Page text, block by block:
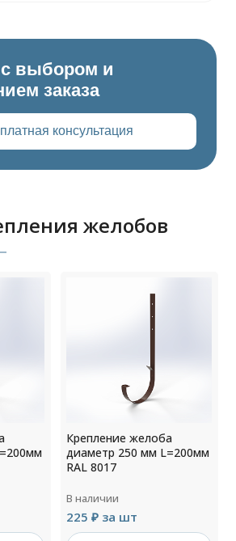
выбором и
заказа
консультация
желобов
Крепление желоба
диаметр 250 мм L=200мм
RAL 8017
В наличии
225 ₽ за шт